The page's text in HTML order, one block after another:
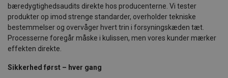
bæredygtighedsaudits direkte hos producenterne. Vi tester
produkter op imod strenge standarder, overholder tekniske
bestemmelser og overvåger hvert trin i forsyningskæden tæt.
Processerne foregår måske i kulissen, men vores kunder mærker
effekten direkte.
Sikkerhed først – hver gang